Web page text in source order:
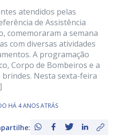
atendidos pelas
de Assistência
comemoraram a semana
com diversas atividades
A programação
Corpo de Bombeiros e a
Nesta sexta-feira
HÁ 4 ANOS ATRÁS